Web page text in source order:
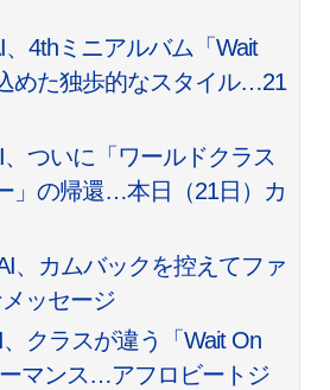
、4thミニアルバム「Wait
めた独歩的なスタイル…21
、ついに「ワールドクラス
」の帰還…本日（21日）カ
、カムバックを控えてファ
ッセージ
、クラスが違う「Wait On
マンス…アフロビートジ